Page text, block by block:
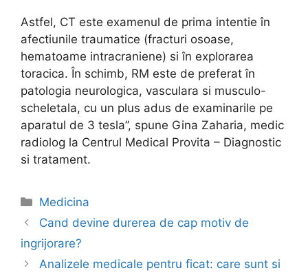
Astfel, CT este examenul de prima intentie în
afectiunile traumatice (fracturi osoase,
hematoame intracraniene) si în explorarea
toracica. În schimb, RM este de preferat în
patologia neurologica, vasculara si musculo-
scheletala, cu un plus adus de examinarile pe
aparatul de 3 tesla”, spune Gina Zaharia, medic
radiolog la Centrul Medical Provita – Diagnostic
si tratament.
Categories
Medicina
Post
navigation
Cand devine durerea de cap motiv de
ingrijorare?
Analizele medicale pentru ficat: care sunt si